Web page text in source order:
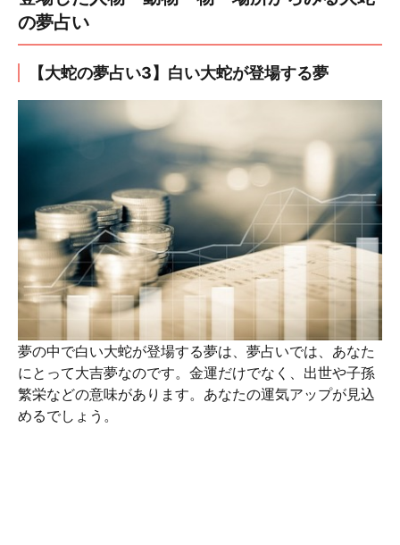
の夢占い
【大蛇の夢占い3】白い大蛇が登場する夢
夢の中で白い大蛇が登場する夢は、夢占いでは、あなた
にとって大吉夢なのです。金運だけでなく、出世や子孫
繁栄などの意味があります。あなたの運気アップが見込
めるでしょう。